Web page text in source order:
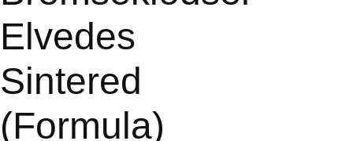
Elvedes
Sintered
(Formula)